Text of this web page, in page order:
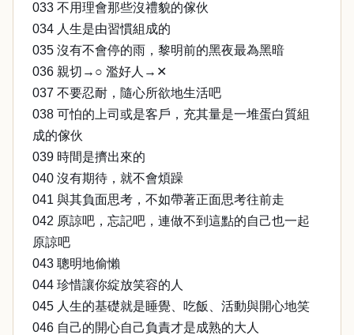
033 不用理會那些沒禮貌的傢伙
034 人生是由習慣組成的
035 沒有不會停的雨，黎明前的黑夜最為黑暗
036 親切→○ 濫好人→✕
037 不要忍耐，隨心所欲地生活吧
038 可怕的上司或是客戶，充其量是一堆蛋白質組
成的傢伙
039 時間是擠出來的
040 沒有期待，就不會煩躁
041 與其負面思考，不如帶著正面思考往前走
042 原諒吧，忘記吧，連做不到這點的自己也一起
原諒吧
043 聰明地偷懶
044 珍惜讓你綻放笑容的人
045 人生的基礎就是睡覺、吃飯、活動與開心地笑
046 自己的開心自己負責才是成熟的大人